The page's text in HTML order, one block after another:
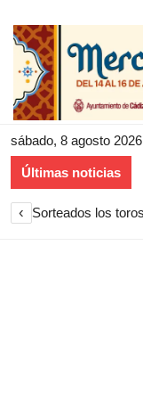
sábado, 8 agosto 2026
Últimas noticias
‹